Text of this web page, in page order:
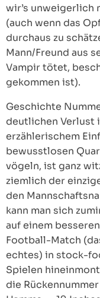
wir’s unweigerlich
(auch wenn das
durchaus zu
Mann/Freund aus
Vampir tötet,
gekommen ist).
Geschichte
deutlichen Verlust
erzählerischem
bewusstlosen
vögeln, ist ganz
ziemlich der
den
kann man sich
auf einem
Football-Match
echtes) in stock-
Spielen
die